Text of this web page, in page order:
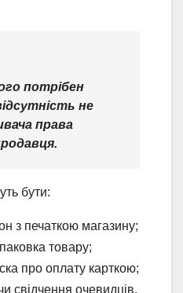
потрібен
не
права
бути:
з печаткою магазину;
товару;
про оплату карткою;
свідчення очевидців.